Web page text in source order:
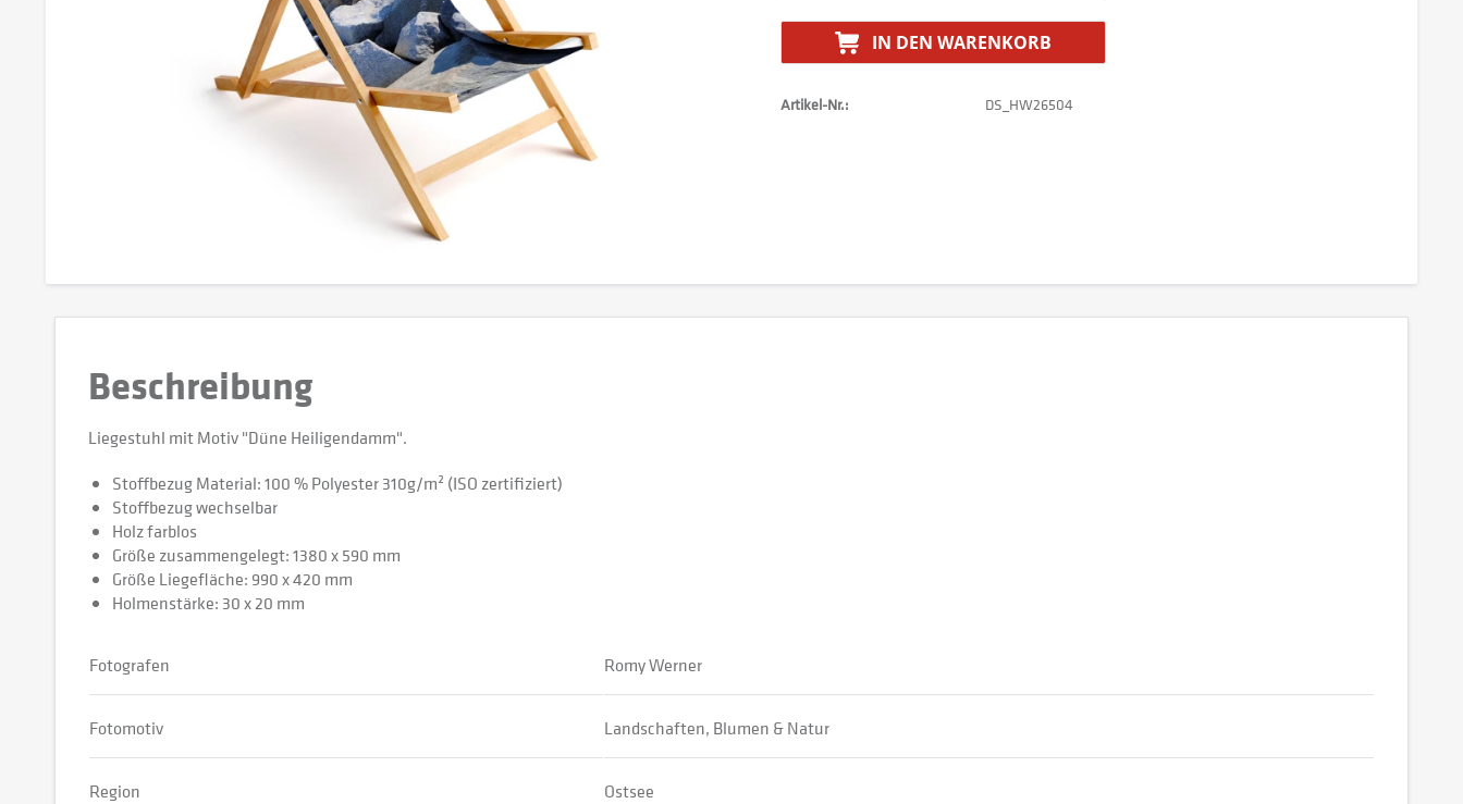
IN DEN WARENKORB
Artikel-Nr.: DS_HW26504
Beschreibung
Liegestuhl mit Motiv "Düne Heiligendamm".
Stoffbezug Material: 100 % Polyester 310g/m² (ISO zertifiziert)
Stoffbezug wechselbar
Holz farblos
Größe zusammengelegt: 1380 x 590 mm
Größe Liegefläche: 990 x 420 mm
Holmenstärke: 30 x 20 mm
Fotografen Romy Werner
Fotomotiv Landschaften, Blumen & Natur
Region Ostsee